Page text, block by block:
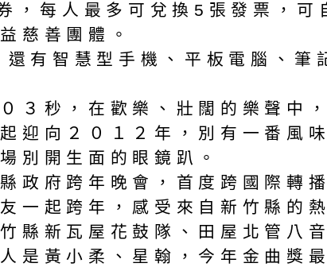
，每人最多可兌換5張發票，可
慈善團體。
有智慧型手機、平板電腦、筆
３秒，在歡樂、壯闊的樂聲中
迎向２０１２年，別有一番風
別開生面的眼鏡趴。
政府跨年晚會，首度跨國際轉
一起跨年，感受來自新竹縣的
縣新瓦屋花鼓隊、田屋北管八
是黃小柔、星翰，今年金曲獎